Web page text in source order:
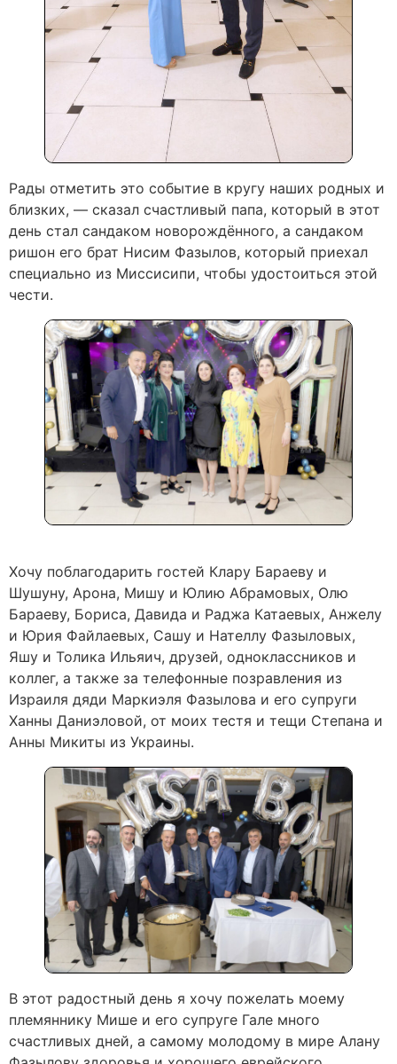
Рады отметить это событие в кругу наших родных и
близких, — сказал счастливый папа, который в этот
день стал сандаком новорождённого, а сандаком
ришон его брат Нисим Фазылов, который приехал
специально из Миссисипи, чтобы удостоиться этой
чести.
Хочу поблагодарить гостей Клару Бараеву и
Шушуну, Арона, Мишу и Юлию Абрамовых, Олю
Бараеву, Бориса, Давида и Раджа Катаевых, Анжелу
и Юрия Файлаевых, Сашу и Нателлу Фазыловых,
Яшу и Толика Ильяич, друзей, одноклассников и
коллег, а также за телефонные позравления из
Израиля дяди Маркиэля Фазылова и его супруги
Ханны Даниэловой, от моих тестя и тещи Степана и
Анны Микиты из Украины.
В этот радостный день я хочу пожелать моему
племяннику Мише и его супруге Гале много
счастливых дней, а самому молодому в мире Алану